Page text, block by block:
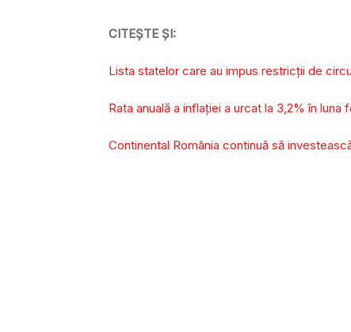
CITEȘTE ȘI:
Lista statelor care au impus restricţii de
Rata anuală a inflaţiei a urcat la 3,2% în luna
Continental România continuă să